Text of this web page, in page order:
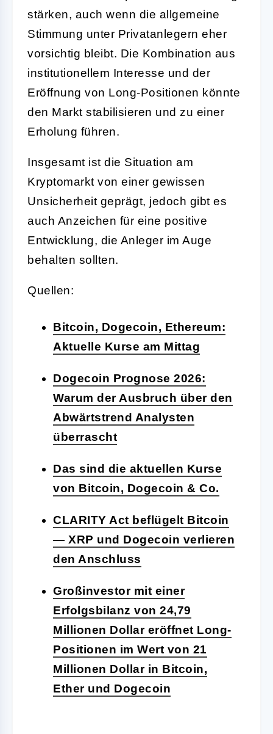
stärken, auch wenn die allgemeine
Stimmung unter Privatanlegern eher
vorsichtig bleibt. Die Kombination aus
institutionellem Interesse und der
Eröffnung von Long-Positionen könnte
den Markt stabilisieren und zu einer
Erholung führen.
Insgesamt ist die Situation am
Kryptomarkt von einer gewissen
Unsicherheit geprägt, jedoch gibt es
auch Anzeichen für eine positive
Entwicklung, die Anleger im Auge
behalten sollten.
Quellen:
Bitcoin, Dogecoin, Ethereum:
Aktuelle Kurse am Mittag
Dogecoin Prognose 2026:
Warum der Ausbruch über den
Abwärtstrend Analysten
überrascht
Das sind die aktuellen Kurse
von Bitcoin, Dogecoin & Co.
CLARITY Act beflügelt Bitcoin
— XRP und Dogecoin verlieren
den Anschluss
Großinvestor mit einer
Erfolgsbilanz von 24,79
Millionen Dollar eröffnet Long-
Positionen im Wert von 21
Millionen Dollar in Bitcoin,
Ether und Dogecoin